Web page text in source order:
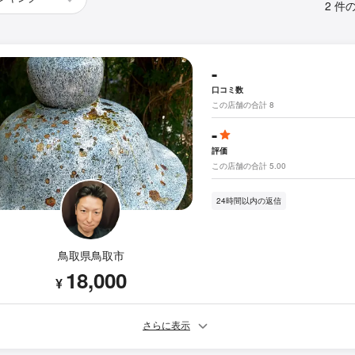
2 件
鳥取県鳥取市
¥ 18,000
-
口コミ数
この店舗の合計 8
-
評価
この店舗の合計 5.00
24時間以内の返信
さらに表示